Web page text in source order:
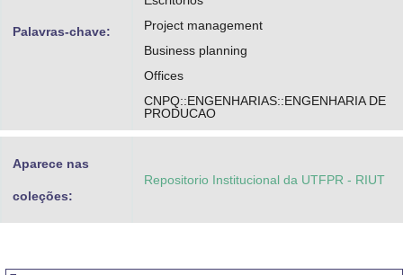
Palavras-chave:
Project management
Business planning
Offices
CNPQ::ENGENHARIAS::ENGENHARIA DE
PRODUCAO
Aparece nas
coleções:
Repositorio Institucional da UTFPR - RIUT